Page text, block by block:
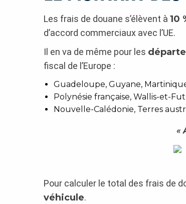
Les frais de douane s’élèvent à 10
d’accord commerciaux avec l’UE.
Il en va de même pour les
fiscal de l’Europe :
Guadeloupe, Guyane,
Polynésie française, Wallis-et-
Nouvelle-Calédonie, Terres
«
Pour calculer le total des frais de
véhicule.